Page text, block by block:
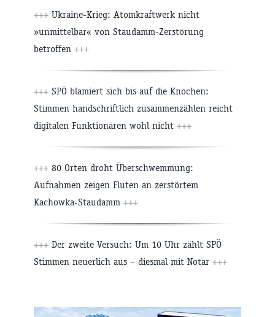
+++ Ukraine-Krieg: Atomkraftwerk nicht
»unmittelbar« von Staudamm-Zerstörung
betroffen +++
+++ SPÖ blamiert sich bis auf die Knochen:
Stimmen handschriftlich zusammenzählen reicht
digitalen Funktionären wohl nicht +++
+++ 80 Orten droht Überschwemmung:
Aufnahmen zeigen Fluten an zerstörtem
Kachowka-Staudamm +++
+++ Der zweite Versuch: Um 10 Uhr zählt SPÖ
Stimmen neuerlich aus – diesmal mit Notar +++